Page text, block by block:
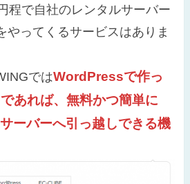
程で自社のレンタルサーバー
やってくるサービスはありま
ではWordPressで作っ
あれば、無料かつ簡単に
ーバーへ引っ越しできる機